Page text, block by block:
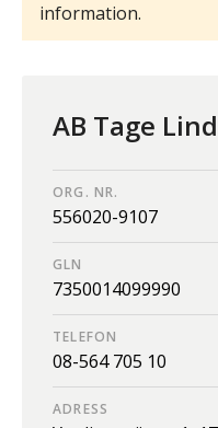
information.
AB Tage
ORG. NR.
556020-9107
GLN
7350014099990
TELEFON
08-564 705 10
ADRESS